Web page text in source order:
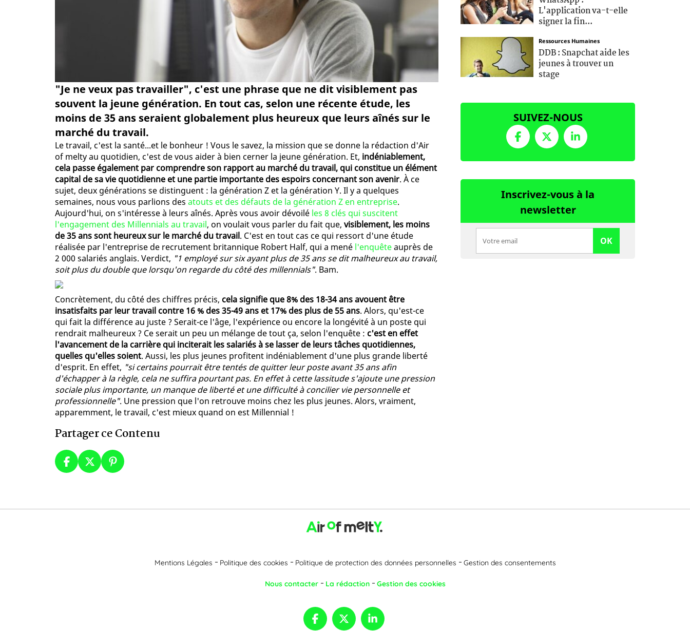
"Je ne veux pas travailler", c'est une phrase que ne dit visiblement pas
souvent la jeune génération. En tout cas, selon une récente étude, les
moins de 35 ans seraient globalement plus heureux que leurs aînés sur le
marché du travail.
Le travail, c'est la santé...et le bonheur ! Vous le savez, la mission que se donne la rédaction d'Air
of melty au quotidien, c'est de vous aider à bien cerner la jeune génération. Et, indéniablement,
cela passe également par comprendre son rapport au marché du travail, qui constitue un élément
capital de sa vie quotidienne et une partie importante des espoirs concernant son avenir. À ce
sujet, deux générations se distinguent : la génération Z et la génération Y. Il y a quelques
semaines, nous vous parlions des atouts et des défauts de la génération Z en entreprise.
Aujourd'hui, on s'intéresse à leurs aînés. Après vous avoir dévoilé les 8 clés qui suscitent
l'engagement des Millennials au travail, on voulait vous parler du fait que, visiblement, les moins
de 35 ans sont heureux sur le marché du travail. C'est en tout cas ce qui ressort d'une étude
réalisée par l'entreprise de recrutement britannique Robert Half, qui a mené l'enquêteauprès de
2 000 salariés anglais. Verdict, "1 employé sur six ayant plus de 35 ans se dit malheureux au travail,
soit plus du double que lorsqu'on regarde du côté des millennials". Bam.
Concrètement, du côté des chiffres précis, cela signifie que 8% des 18-34 ans avouent être
insatisfaits par leur travail contre 16 % des 35-49 ans et 17% des plus de 55 ans. Alors, qu'est-ce
qui fait la différence au juste ? Serait-ce l'âge, l'expérience ou encore la longévité à un poste qui
rendrait malheureux ? Ce serait un peu un mélange de tout ça, selon l'enquête : c'est en effet
l'avancement de la carrière qui inciterait les salariés à se lasser de leurs tâches quotidiennes,
quelles qu'elles soient. Aussi, les plus jeunes profitent indéniablement d'une plus grande liberté
d'esprit. En effet, "si certains pourrait être tentés de quitter leur poste avant 35 ans afin
d'échapper à la règle, cela ne suffira pourtant pas. En effet à cette lassitude s'ajoute une pression
sociale plus importante, un manque de liberté et une difficulté à concilier vie personnelle et
professionnelle". Une pression que l'on retrouve moins chez les plus jeunes. Alors, vraiment,
apparemment, le travail, c'est mieux quand on est Millennial !
Partager ce Contenu
L'application va-t-elle
signer la fin...
Ressources Humaines
DDB : Snapchat aide les
jeunes à trouver un
stage
SUIVEZ-NOUS
Inscrivez-vous à la
newsletter
OK
Mentions Légales Politique des cookies Politique de protection des données personnelles Gestion des consentements
Nous contacter La rédaction Gestion des cookies